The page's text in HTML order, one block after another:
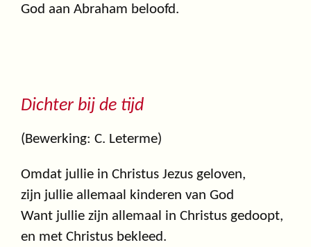
God aan Abraham beloofd.
Dichter bij de tijd
(Bewerking: C. Leterme)
Omdat jullie in Christus Jezus geloven,
zijn jullie allemaal kinderen van God
Want jullie zijn allemaal in Christus gedoopt,
en met Christus bekleed.